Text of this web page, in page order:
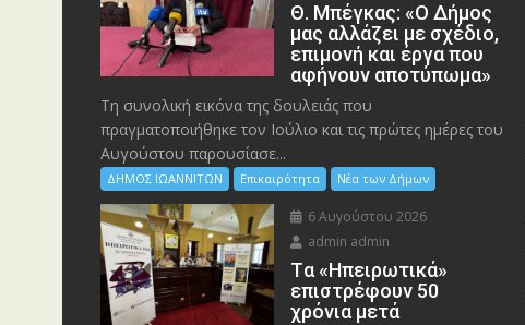
Θ. Μπέγκας: «Ο Δήμος
μας αλλάζει με σχέδιο,
επιμονή και έργα που
αφήνουν αποτύπωμα»
Τη συνολική εικόνα της δουλειάς που
πραγματοποιήθηκε τον Ιούλιο και τις πρώτες ημέρες του
Αυγούστου παρουσίασε...
ΔΗΜΟΣ ΙΩΑΝΝΙΤΩΝ Επικαιρότητα Νέα των Δήμων
6 Αυγούστου 2026
admin admin
Tα «Ηπειρωτικά»
επιστρέφουν 50
χρόνια μετά